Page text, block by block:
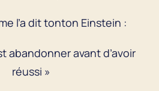
l’a dit tonton Einstein :
abandonner avant d’avoir
réussi »